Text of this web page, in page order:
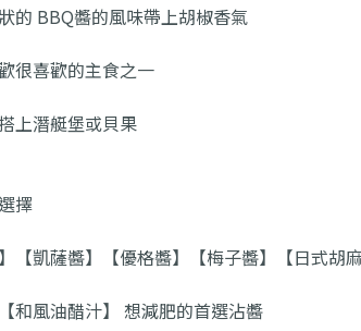
的 BBQ醬的風味帶上胡椒香氣
很喜歡的主食之一
上潛艇堡或貝果
擇
【凱薩醬】【優格醬】【梅子醬】【日式胡麻
和風油醋汁】 想減肥的首選沾醬